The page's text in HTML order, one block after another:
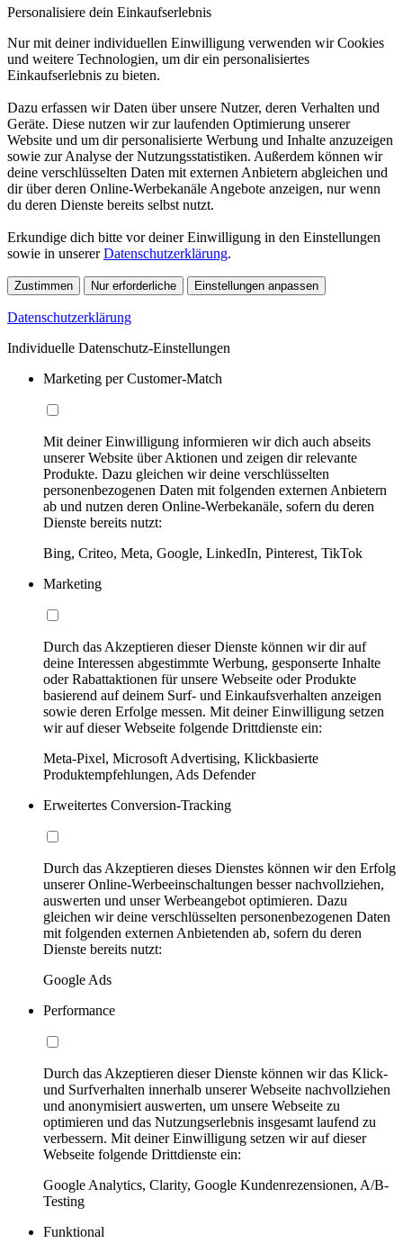
Personalisiere dein Einkaufserlebnis
Nur mit deiner individuellen Einwilligung verwenden wir Cookies
und weitere Technologien, um dir ein personalisiertes
Einkaufserlebnis zu bieten.
Dazu erfassen wir Daten über unsere Nutzer, deren Verhalten und
Geräte. Diese nutzen wir zur laufenden Optimierung unserer
Website und um dir personalisierte Werbung und Inhalte anzuzeigen
sowie zur Analyse der Nutzungsstatistiken. Außerdem können wir
deine verschlüsselten Daten mit externen Anbietern abgleichen und
dir über deren Online-Werbekanäle Angebote anzeigen, nur wenn
du deren Dienste bereits selbst nutzt.
Erkundige dich bitte vor deiner Einwilligung in den Einstellungen
sowie in unsererDatenschutzerklärung.
Zustimmen Nur erforderliche Einstellungen anpassen
Datenschutzerklärung
Individuelle Datenschutz-Einstellungen
Marketing per Customer-Match
Mit deiner Einwilligung informieren wir dich auch abseits
unserer Website über Aktionen und zeigen dir relevante
Produkte. Dazu gleichen wir deine verschlüsselten
personenbezogenen Daten mit folgenden externen Anbietern
ab und nutzen deren Online-Werbekanäle, sofern du deren
Dienste bereits nutzt:
Bing, Criteo, Meta, Google, LinkedIn, Pinterest, TikTok
Marketing
Durch das Akzeptieren dieser Dienste können wir dir auf
deine Interessen abgestimmte Werbung, gesponserte Inhalte
oder Rabattaktionen für unsere Webseite oder Produkte
basierend auf deinem Surf- und Einkaufsverhalten anzeigen
sowie deren Erfolge messen. Mit deiner Einwilligung setzen
wir auf dieser Webseite folgende Drittdienste ein:
Meta-Pixel, Microsoft Advertising, Klickbasierte
Produktempfehlungen, Ads Defender
Erweitertes Conversion-Tracking
Durch das Akzeptieren dieses Dienstes können wir den Erfolg
unserer Online-Werbeeinschaltungen besser nachvollziehen,
auswerten und unser Werbeangebot optimieren. Dazu
gleichen wir deine verschlüsselten personenbezogenen Daten
mit folgenden externen Anbietenden ab, sofern du deren
Dienste bereits nutzt:
Google Ads
Performance
Durch das Akzeptieren dieser Dienste können wir das Klick-
und Surfverhalten innerhalb unserer Webseite nachvollziehen
und anonymisiert auswerten, um unsere Webseite zu
optimieren und das Nutzungserlebnis insgesamt laufend zu
verbessern. Mit deiner Einwilligung setzen wir auf dieser
Webseite folgende Drittdienste ein:
Google Analytics, Clarity, Google Kundenrezensionen, A/B-
Testing
Funktional